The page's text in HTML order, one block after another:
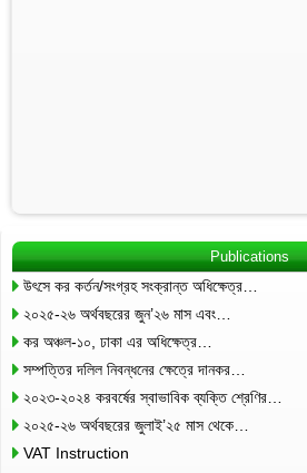
Publications
উৎসে কর কর্তন/সংগ্রহ সংক্রান্ত অধিক্ষেত্র…
২০২৫-২৬ অর্থবছরের জুন’২৬ মাস এবং…
কর অঞ্চল-১০, ঢাকা এর অধিক্ষেত্র…
সম্পত্তির দলিল নিবন্ধনের ক্ষেত্রে দানকর…
২০২৩-২০২৪ করবর্ষের স্বাভাবিক ব্যক্তি শ্রেণির…
২০২৫-২৬ অর্থবছরের জুলাই’২৫ মাস থেকে…
VAT Instruction